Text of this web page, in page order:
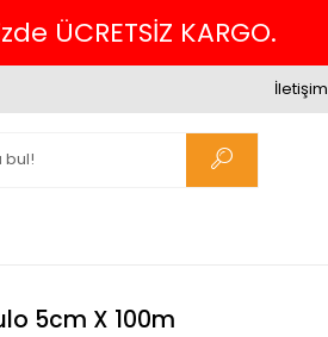
ÜCRETSİZ KARGO.
İletişim
5cm X 100m